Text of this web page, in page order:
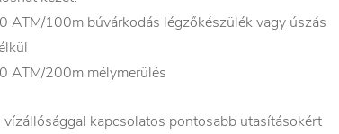
ATM/100m búvárkodás légzőkészülék vagy úszás
ATM/200m mélymerülés
vízállósággal kapcsolatos pontosabb utasításokért